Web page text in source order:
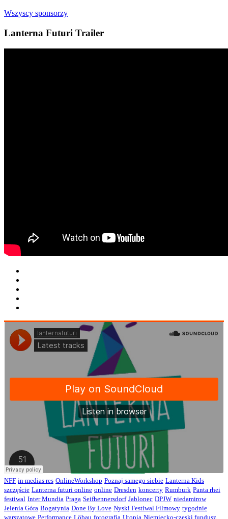
Wszyscy sponsorzy
Lanterna Futuri Trailer
NFF in medias res OnlineWorkshop Poznaj samego siebie Lanterna Kids
szczęście Lanterna futuri online online Dresden koncerty Rumburk Panta rhei
festiwal Inter Mundia Praga Seifhennersdorf Jablonec DPJW niedamirow
Jelenia Góra Bogatynia Done By Love Nyski Festiwal Filmowy tygodnie
warszatowe Performance Löbau fotografia Utopia Niemiecko-czeski fundusz